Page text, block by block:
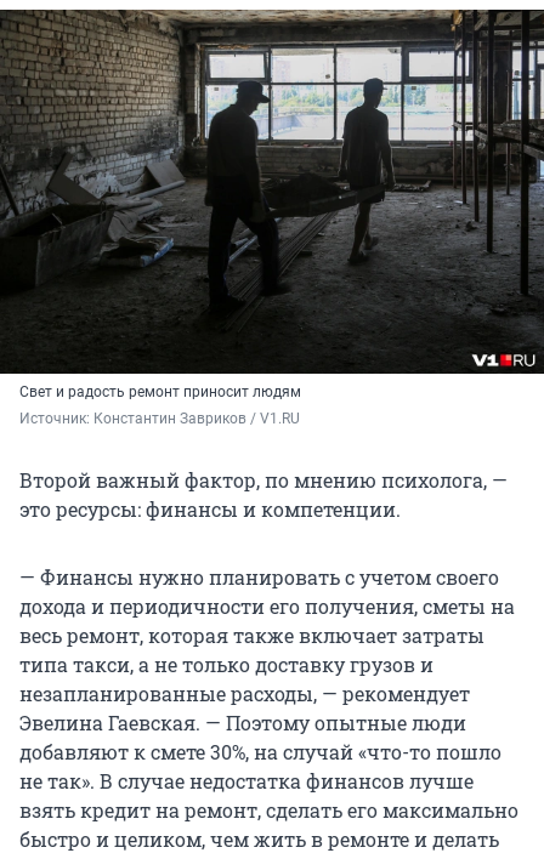
Свет и радость ремонт приносит людям
Источник: Константин Завриков / V1.RU
Второй важный фактор, по мнению психолога, —
это ресурсы: финансы и компетенции.
— Финансы нужно планировать с учетом своего
дохода и периодичности его получения, сметы на
весь ремонт, которая также включает затраты
типа такси, а не только доставку грузов и
незапланированные расходы, — рекомендует
Эвелина Гаевская. — Поэтому опытные люди
добавляют к смете 30%, на случай «что-то пошло
не так». В случае недостатка финансов лучше
взять кредит на ремонт, сделать его максимально
быстро и целиком, чем жить в ремонте и делать